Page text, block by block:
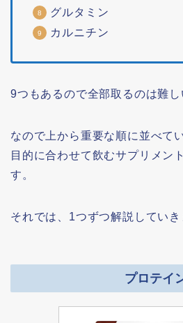
グルタミン
カルニチン
9つもあるので全部取るのは難し
なので上から重要な順に並べて
目的に合わせて飲むサプリメン
す。
それでは、1つずつ解説していき
プロテイ